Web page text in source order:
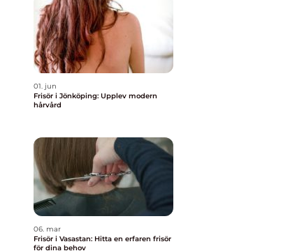
01. jun
Frisör i Jönköping: Upplev modern
hårvård
06. mar
Frisör i Vasastan: Hitta en erfaren frisör
för dina behov